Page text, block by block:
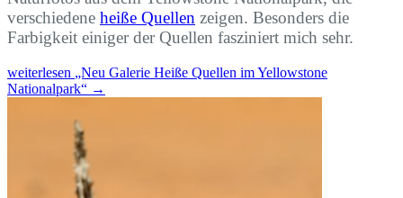
verschiedene heiße Quellen zeigen. Besonders die
Farbigkeit einiger der Quellen fasziniert mich sehr.
weiterlesen „Neu Galerie Heiße Quellen im Yellowstone
Nationalpark“ →